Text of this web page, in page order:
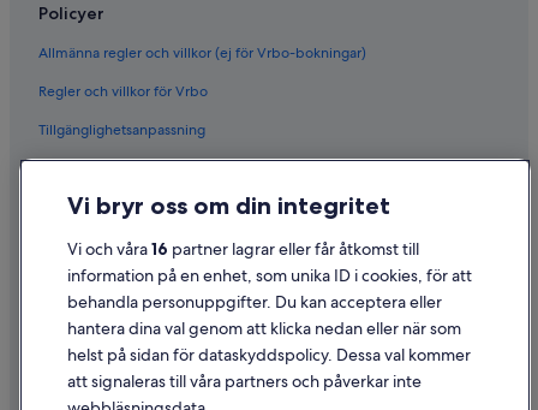
Policyer
Allmänna regler och villkor (ej för Vrbo-bokningar)
Regler och villkor för Vrbo
Tillgänglighetsanpassning
Sekretess
Cookies
Användarvillkor
Juridisk information/Kontakta oss
Riktlinjer för innehåll och anmäla innehåll
Hjälp
Vi bryr oss om din integritet
Vi och våra16 partner lagrar eller får åtkomst till
information på en enhet, som unika ID i cookies, för att
behandla personuppgifter. Du kan acceptera eller
hantera dina val genom att klicka nedan eller när som
helst på sidan för dataskyddspolicy. Dessa val kommer
att signaleras till våra partners och påverkar inte